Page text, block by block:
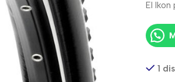
El
1